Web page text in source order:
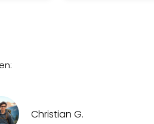
Christian G.